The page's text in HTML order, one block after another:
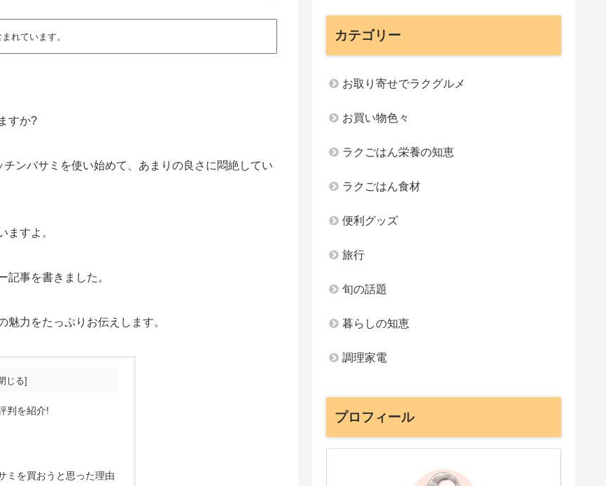
れています。
すか?
ンバサミを使い始めて、あまりの良さに悶絶してい
ますよ。
事を書きました。
力をたっぷりお伝えします。
判を紹介!
ミを買おうと思った理由
カテゴリー
お取り寄せでラクグルメ
お買い物色々
ラクごはん栄養の知恵
ラクごはん食材
便利グッズ
旅行
旬の話題
暮らしの知恵
調理家電
プロフィール